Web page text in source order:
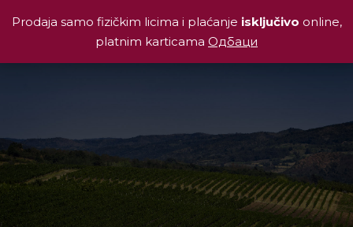
Prodaja samo fizičkim licima i plaćanje isključivo online,
platnim karticama Одбаци